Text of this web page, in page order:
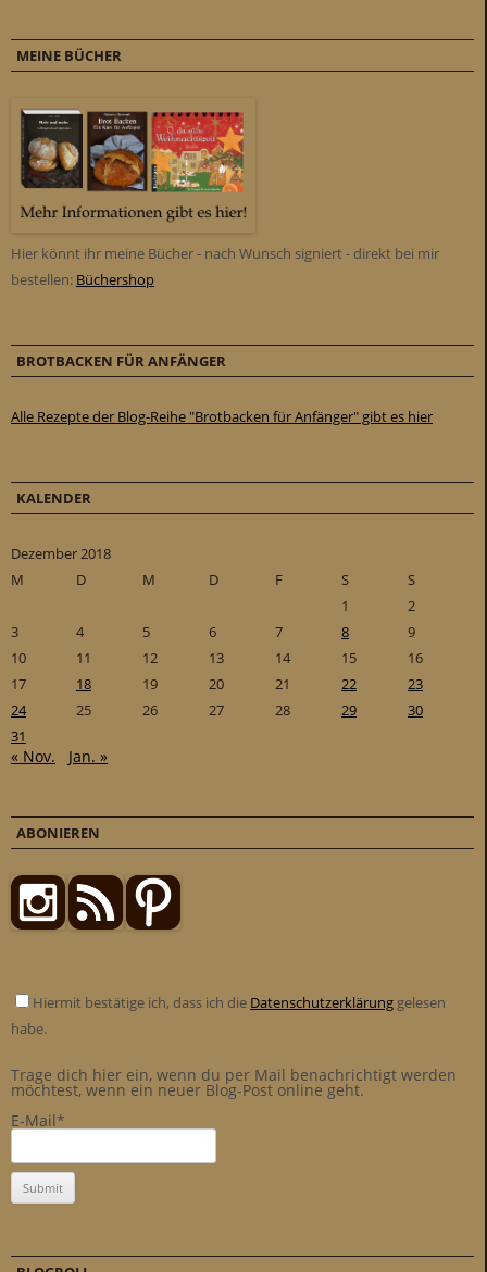
MEINE BÜCHER
Hier könnt ihr meine Bücher - nach Wunsch signiert - direkt bei mir
bestellen: Büchershop
BROTBACKEN FÜR ANFÄNGER
Alle Rezepte der Blog-Reihe "Brotbacken für Anfänger" gibt es hier
KALENDER
Dezember 2018
M
D M D F S
S
1
2
3
4 5 6 7 8
9
10
11 12 13 14 15
16
17
18 19 20 21 22
23
24
25 26 27 28 29
30
31
« Nov. Jan. »
ABONIEREN
Hiermit bestätige ich, dass ich die Datenschutzerklärung gelesen
habe.
Trage dich hier ein, wenn du per Mail benachrichtigt werden
möchtest, wenn ein neuer Blog-Post online geht.
E-Mail*